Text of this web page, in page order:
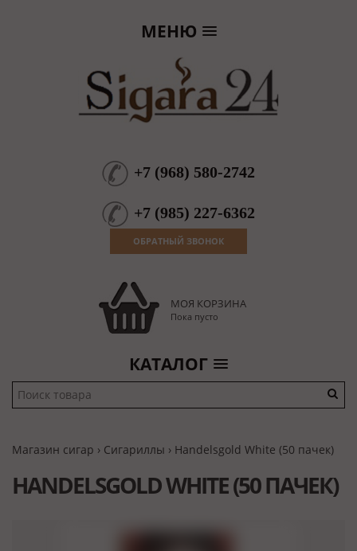
МЕНЮ
+7 (968) 580-2742
+7 (985) 227-6362
ОБРАТНЫЙ ЗВОНОК
МОЯ КОРЗИНА
Пока пусто
КАТАЛОГ
Магазин сигар › Сигариллы › Handelsgold White (50 пачек)
HANDELSGOLD WHITE (50 ПАЧЕК)